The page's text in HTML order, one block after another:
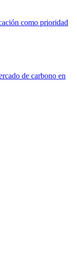
como prioridad
de carbono en